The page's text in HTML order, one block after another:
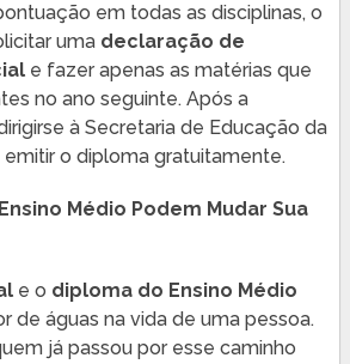
em todas as disciplinas, o
uma declaração de
e fazer apenas as matérias que
no ano seguinte. Após a
à Secretaria de Educação da
o diploma gratuitamente.
Médio Podem Mudar Sua
e o diploma do Ensino Médio
de águas na vida de uma pessoa.
já passou por esse caminho